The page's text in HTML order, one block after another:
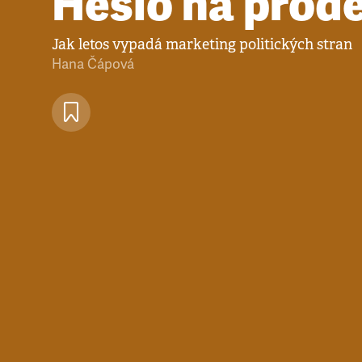
Jak letos vypadá marketing politických stran
Hana Čápová